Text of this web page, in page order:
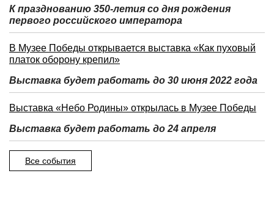
К празднованию 350-летия со дня рождения
первого российского императора
В Музее Победы открывается выставка «Как пуховый
платок оборону крепил»
Выставка будет работать до 30 июня 2022 года
Выставка «Небо Родины» открылась в Музее Победы
Выставка будет работать до 24 апреля
Все события